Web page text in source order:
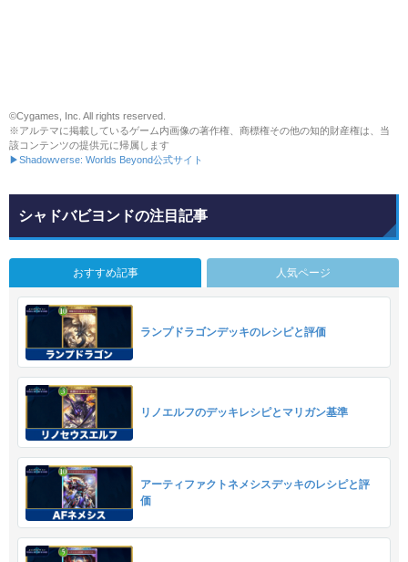
©Cygames, Inc. All rights reserved.
※アルテマに掲載しているゲーム内画像の著作権、商標権その他の知的財産権は、当
該コンテンツの提供元に帰属します
▶Shadowverse: Worlds Beyond公式サイト
シャドバビヨンドの注目記事
おすすめ記事 人気ページ
ランプドラゴンデッキのレシピと評価
リノエルフのデッキレシピとマリガン基準
アーティファクトネメシスデッキのレシピと評
価